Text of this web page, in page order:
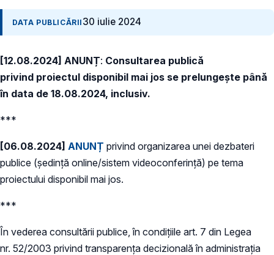
DATA PUBLICĂRII 30 iulie 2024
[12.08.2024] ANUNȚ: Consultarea publică
privind proiectul disponibil mai jos se prelungește până
în data de 18.08.2024, inclusiv.
***
[06.08.2024] ANUNȚ privind organizarea unei dezbateri
publice (ședință online/sistem videoconferință) pe tema
proiectului disponibil mai jos.
***
În vederea consultării publice, în condiţiile art. 7 din Legea
nr. 52/2003 privind transparenţa decizională în administraţia